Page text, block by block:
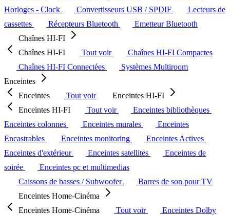
Horloges - Clock
Convertisseurs USB / SPDIF
Lecteurs de
cassettes
Récepteurs Bluetooth
Emetteur Bluetooth
Chaînes HI-FI
Chaînes HI-FI
Tout voir
Chaînes HI-FI Compactes
Chaînes HI-FI Connectées
Systèmes Multiroom
Enceintes
Enceintes
Tout voir
Enceintes HI-FI
Enceintes HI-FI
Tout voir
Enceintes bibliothèques
Enceintes colonnes
Enceintes murales
Enceintes
Encastrables
Enceintes monitoring
Enceintes Actives
Enceintes d'extérieur
Enceintes satellites
Enceintes de
soirée
Enceintes pc et multimedias
Caissons de basses / Subwoofer
Barres de son pour TV
Enceintes Home-Cinéma
Enceintes Home-Cinéma
Tout voir
Enceintes Dolby